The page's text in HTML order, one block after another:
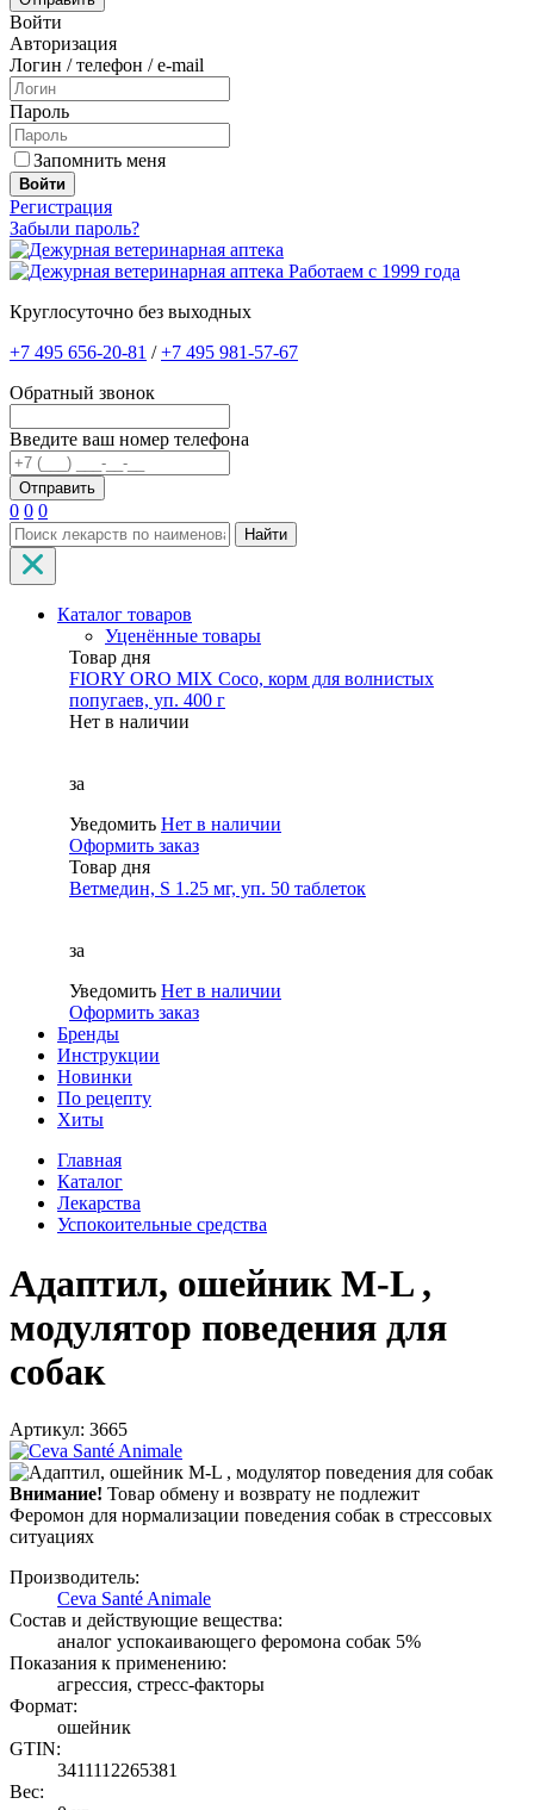
Войти
Авторизация
Логин / телефон / e-mail
Пароль
Запомнить меня
Войти
Регистрация
Забыли пароль?
Работаем с 1999 года
Круглосуточно без выходных
+7 495 656-20-81 /+7 495 981-57-67
Обратный звонок
Введите ваш номер телефона
0 0 0
Найти
Каталог товаров
Уценённые товары
Товар дня
FIORY ORO MIX Coco, корм для волнистых
попугаев, уп. 400 г
Нет в наличии
за
Уведомить Нет в наличии
Оформить заказ
Товар дня
Ветмедин, S 1.25 мг, уп. 50 таблеток
за
Уведомить Нет в наличии
Оформить заказ
Бренды
Инструкции
Новинки
По рецепту
Хиты
Главная
Каталог
Лекарства
Успокоительные средства
Адаптил, ошейник M-L ,
модулятор поведения для
собак
Артикул: 3665
Внимание! Товар обмену и возврату не подлежит
Феромон для нормализации поведения собак в стрессовых
ситуациях
Производитель:
Ceva Santé Animale
Состав и действующие вещества:
аналог успокаивающего феромона собак 5%
Показания к применению:
агрессия, стресс-факторы
Формат:
ошейник
GTIN:
3411112265381
Вес: